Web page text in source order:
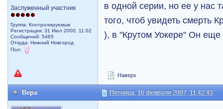
Заслуженный участник
Группа: Контролируемые
Регистрация: 31 Июл 2000, 11:02
Сообщений: 5465
Откуда: Нижний Новгород
Пол:
в одной серии, но ее у нас
того, чтоб увидеть смерть
), в "Крутом Уокере" Он
Наверх
Вера Пятница, 16 февраля 2007, 11:42:43